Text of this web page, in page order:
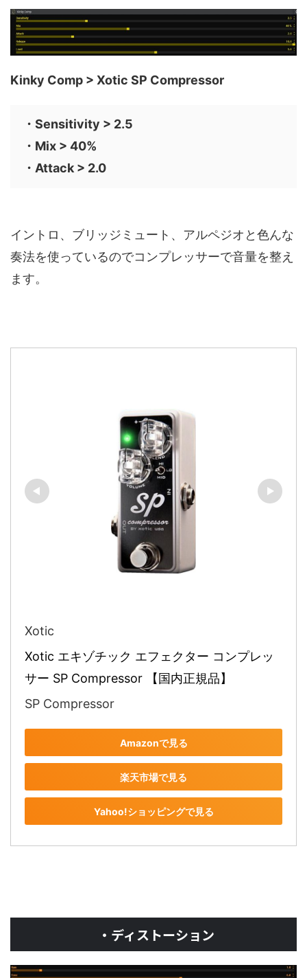
Kinky Comp > Xotic SP Compressor
・Sensitivity > 2.5
・Mix > 40%
・Attack > 2.0
イントロ、ブリッジミュート、アルペジオと色んな
奏法を使っているのでコンプレッサーで音量を整え
ます。
Xotic
Xotic エキゾチック エフェクター コンプレッ
サー SP Compressor 【国内正規品】
SP Compressor
Amazonで見る
楽天市場で見る
Yahoo!ショッピングで見る
・ディストーション